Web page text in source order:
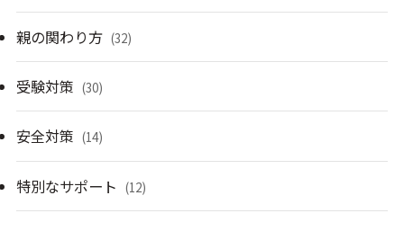
親の関わり方 (32)
受験対策 (30)
安全対策 (14)
特別なサポート (12)